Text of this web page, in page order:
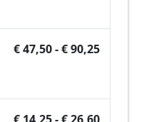
€ 47,50 - € 90,25